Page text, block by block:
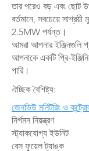
তার পরেও বড় এবং ছোট
বর্তমানে, সবচেয়ে
2.5MW পর্যন্ত।
আমরা আপনার ইঞ্জিনগুলি
আপনাকে একটি প্রি-
পারি।
ঐচ্ছিক বৈশিষ্ট্য:
জেনভিউ মনিটরিং ও
নির্গমন নিয়ন্ত্রণ
স্ট্যাকযোগ্য ইউনিট
বেস ফুয়েল ট্যাঙ্ক